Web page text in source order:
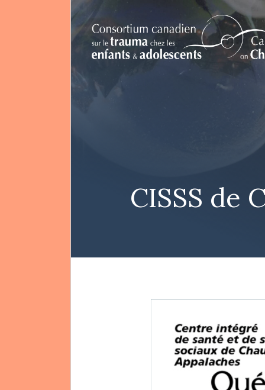
Rechercher EN
CISSS de